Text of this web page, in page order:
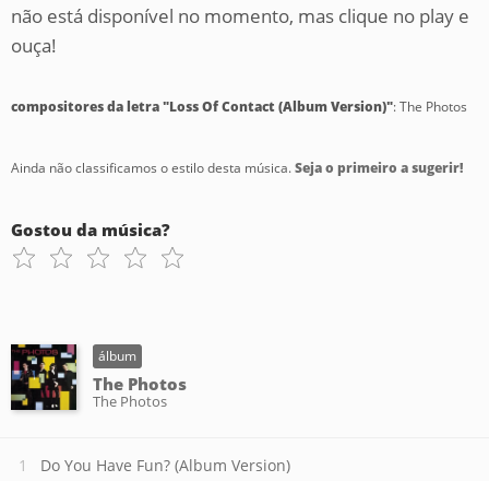
não está disponível no momento, mas clique no play e
ouça!
compositores da letra "Loss Of Contact (Album Version)": The Photos
Ainda não classificamos o estilo desta música.Seja o primeiro a sugerir!
Gostou da música?
álbum
The Photos
The Photos
Do You Have Fun? (Album Version)